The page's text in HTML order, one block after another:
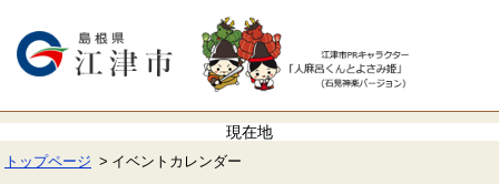
で
ば
本トップページ イベントカレンダー